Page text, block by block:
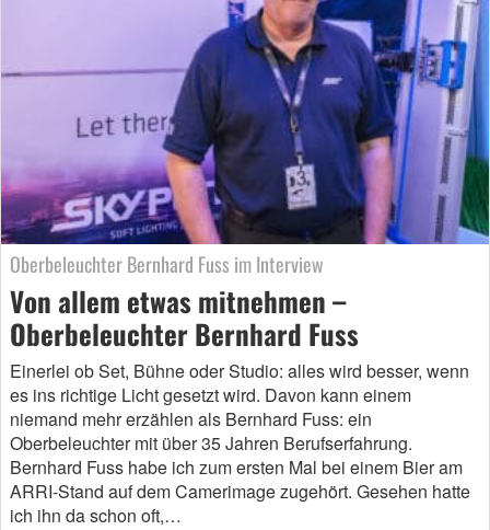
Oberbeleuchter Bernhard Fuss im Interview
Von allem etwas mitnehmen –
Oberbeleuchter Bernhard Fuss
Einerlei ob Set, Bühne oder Studio: alles wird besser, wenn
es ins richtige Licht gesetzt wird. Davon kann einem
niemand mehr erzählen als Bernhard Fuss: ein
Oberbeleuchter mit über 35 Jahren Berufserfahrung.
Bernhard Fuss habe ich zum ersten Mal bei einem Bier am
ARRI-Stand auf dem Camerimage zugehört. Gesehen hatte
ich ihn da schon oft,…